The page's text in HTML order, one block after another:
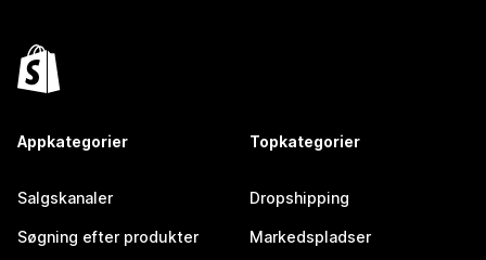
Appkategorier
Salgskanaler
Søgning efter produkter
Topkategorier
Dropshipping
Markedspladser